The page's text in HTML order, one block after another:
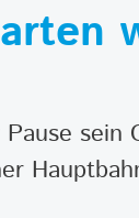
sein